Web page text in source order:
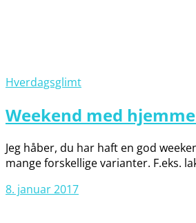
Hverdagsglimt
Weekend med
Jeg håber, du har haft en god
mange forskellige varianter. F.eks.
8. januar 2017